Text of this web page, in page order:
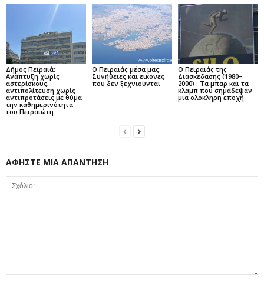
Δήμος Πειραιά:
Ανάπτυξη χωρίς
αστερίσκους,
αντιπολίτευση χωρίς
αντιπροτάσεις με θύμα
την καθημερινότητα
του Πειραιώτη
Ο Πειραιάς μέσα μας:
Συνήθειες και εικόνες
που δεν ξεχνιούνται
Ο Πειραιάς της
Διασκέδασης (1980–
2000) : Τα μπαρ και τα
κλαμπ που σημάδεψαν
μια ολόκληρη εποχή
ΑΦΗΣΤΕ ΜΙΑ ΑΠΑΝΤΗΣΗ